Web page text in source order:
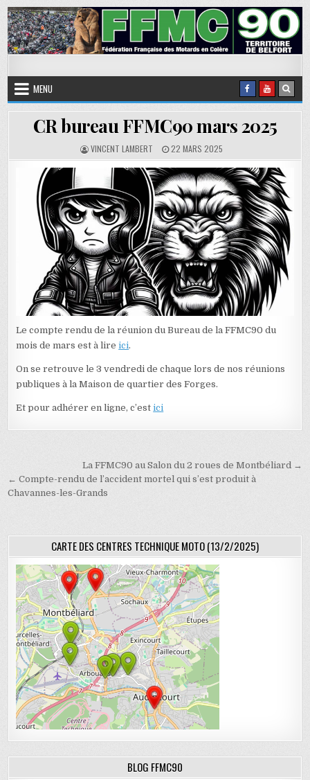
Skip to content
FFMC90
MENU
CR bureau FFMC90 mars 2025
AUTHOR:
VINCENT LAMBERT PUBLISHED DATE:
22 MARS 2025
Le compte rendu de la réunion du Bureau de la FFMC90 du
mois de mars est à lireici.
On se retrouve le 3 vendredi de chaque lors de nos réunions
publiques à la Maison de quartier des Forges.
Et pour adhérer en ligne, c’estici
Navigation de l’article
La FFMC90 au Salon du 2 roues de Montbéliard →
← Compte-rendu de l’accident mortel qui s’est produit à
Chavannes-les-Grands
CARTE DES CENTRES TECHNIQUE MOTO (13/2/2025)
BLOG FFMC90